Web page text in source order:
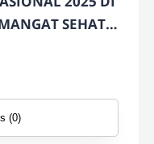
SEHAT
(0)